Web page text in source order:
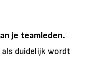
je teamleden.
als duidelijk wordt